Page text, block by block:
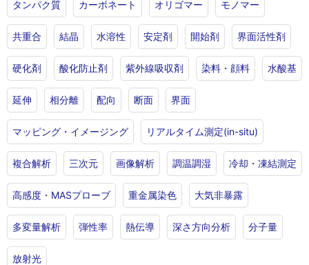
タンパク質 カーボネート オリゴマー モノマー
共重合 結晶 水溶性 安定剤 開始剤 界面活性剤
硬化剤 酸化防止剤 紫外線吸収剤 染料・顔料 水酸基
延伸 相分離 配向 断面 界面
マッピング・イメージング リアルタイム測定(in-situ)
複合解析 三次元 画像解析 調温調湿 冷却・凍結測定
高感度・MASプローブ 重金属染色 大気非暴露
多変量解析 弾性率 熱伝導 深さ方向分析 分子量
放射光